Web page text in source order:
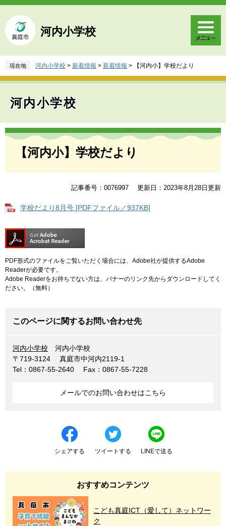
ペ
ジ
の
頭
す
メ
ュ
ー
飛
し
へ
河内小学校
現在地 河内小学校 > 新着情報 > 新着情報 > 【河内小】学校だより
河内小学校
本
【河内小】学校だより
記事番号：0076997 更新日：2023年8月28日更新
学校だより8月号 [PDFファイル／937KB]
PDF形式のファイルをご覧いただく場合には、Adobe社が提供するAdobe
Readerが必要です。
Adobe Readerをお持ちでない方は、バナーのリンク先からダウンロードしてく
ださい。（無料）
このページに関するお問い合わせ先
河内小学校
河内小学校
〒719-3124
真庭市中河内2119-1
Tel：0867-55-2640
Fax：0867-55-7228
メールでのお問い合わせはこちら
シェアする ツイートする LINEで送る
おすすめコンテンツ
こども真庭ICT（愛して）ネットワー
ク